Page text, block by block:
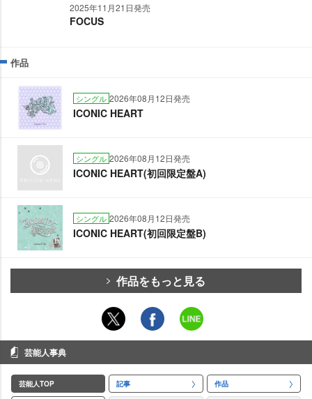
2025年11月21日発売
FOCUS
作品
シングル 2026年08月12日発売
ICONIC HEART
シングル 2026年08月12日発売
ICONIC HEART(初回限定盤A)
シングル 2026年08月12日発売
ICONIC HEART(初回限定盤B)
作品をもっと見る
芸能人事典
芸能人TOP 記事 作品